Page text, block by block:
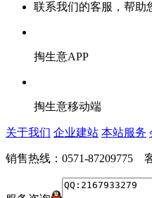
联系我们的客服，帮助
掏生意APP
掏生意移动端
关于我们 企业建站 本站服务
销售热线：0571-87209775